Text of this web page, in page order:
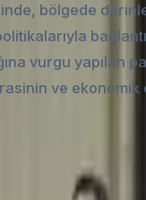
bölgede
vurgu yapılan
ve